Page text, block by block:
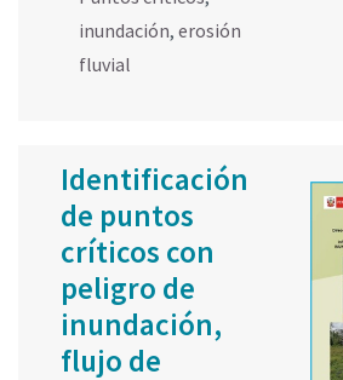
inundación, erosión
fluvial
Identificación
de puntos
críticos con
peligro de
inundación,
flujo de